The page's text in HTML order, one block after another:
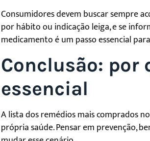
Consumidores devem buscar sempre
por hábito ou indicação leiga, e se
medicamento é um passo essencial
Conclusão: por
essencial
A lista dos remédios mais comprados
própria saúde. Pensar em prevenção,